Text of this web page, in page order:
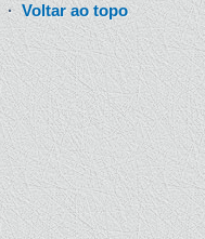
·Voltar ao topo